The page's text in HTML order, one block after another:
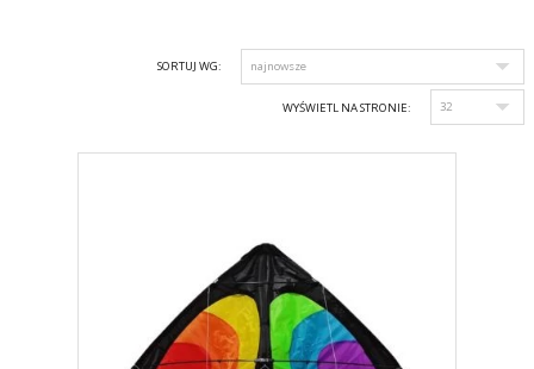
SORTUJ WG:
WYŚWIETL NA STRONIE: